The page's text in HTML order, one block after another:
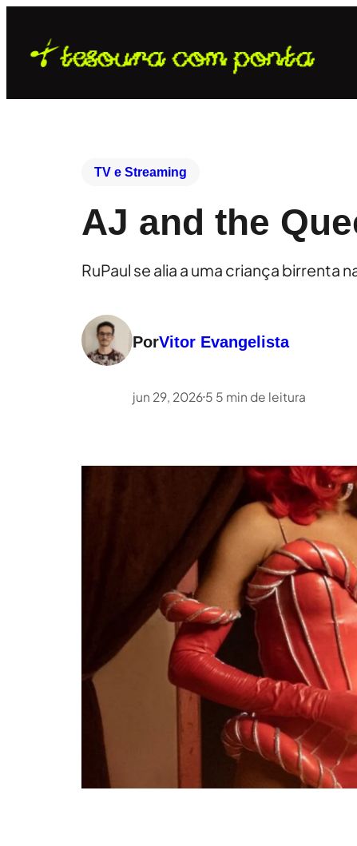
TV e Streaming
AJ and the
RuPaul se alia a uma criança birrenta
PorVitor Evangelista
jun 29, 2026•5 5 min de leitura